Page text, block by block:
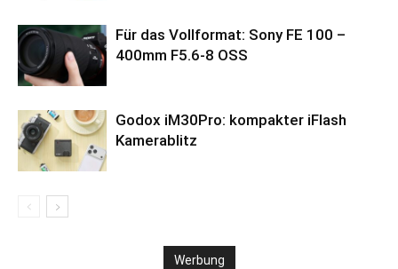
Für das Vollformat: Sony FE 100 –
400mm F5.6-8 OSS
Godox iM30Pro: kompakter iFlash
Kamerablitz
Werbung